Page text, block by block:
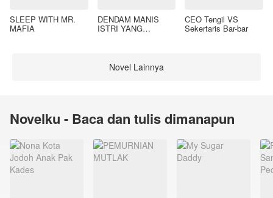
SLEEP WITH MR.
MAFIA
DENDAM MANIS
ISTRI YANG
CEO Tengil VS
Sekertaris Bar-bar
Novel Lainnya
Novelku - Baca dan tulis dimanapun